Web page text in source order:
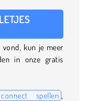
vond, kun je meer
in onze gratis
spellen ,